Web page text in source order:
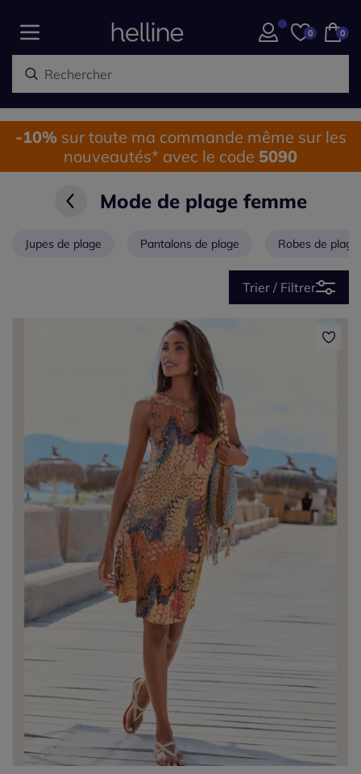
0 0
-10%sur toute ma commande même sur les
nouveautés* avec le code 5090
Mode de plage femme
Jupes de plage Pantalons de plage Robes de plage
Trier / Filtrer